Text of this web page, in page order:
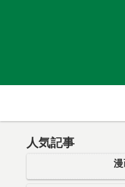
人気記事
漫